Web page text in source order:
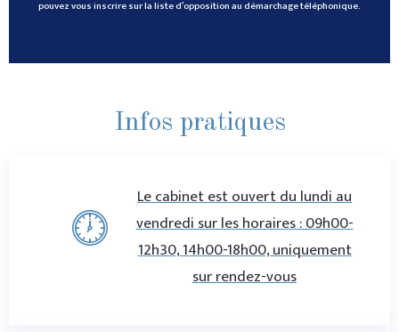
pouvez vous inscrire sur la liste d’opposition au démarchage téléphonique.
Infos pratiques
Le cabinet est ouvert du lundi au
vendredi sur les horaires : 09h00-
12h30, 14h00-18h00, uniquement
sur rendez-vous